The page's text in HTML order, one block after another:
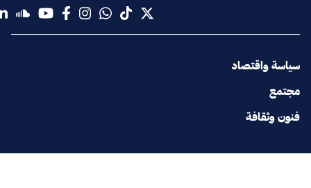
سياسة واقتصاد
مجتمع
فنون وثقافة